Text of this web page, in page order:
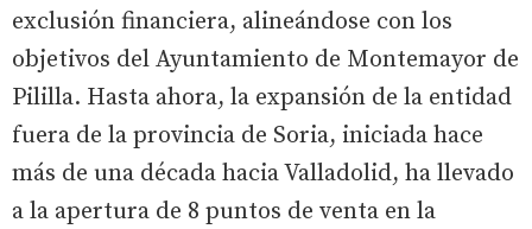
exclusión financiera, alineándose con los
objetivos del Ayuntamiento de Montemayor de
Pililla. Hasta ahora, la expansión de la entidad
fuera de la provincia de Soria, iniciada hace
más de una década hacia Valladolid, ha llevado
a la apertura de 8 puntos de venta en la